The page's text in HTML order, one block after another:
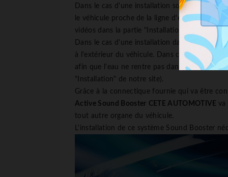
Dans le cas d'une installation sous le
le véhicule proche de la ligne
vidéos dans la partie "Installation" de notre
Dans le cas d'une installation dans le
à l'extérieur du véhicule. Dans ce cas, là
afin que l'eau ne rentre pas dans le véhicule.
"Installation" de notre site).
Grâce à la connectique fournie qui va être
Active Sound Booster CETE AUTOMOTIVE va
tout autre organe du véhicule.
L'installation de ce système Sound Booster